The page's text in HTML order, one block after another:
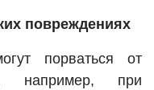
повреждениях
порваться от
например, при